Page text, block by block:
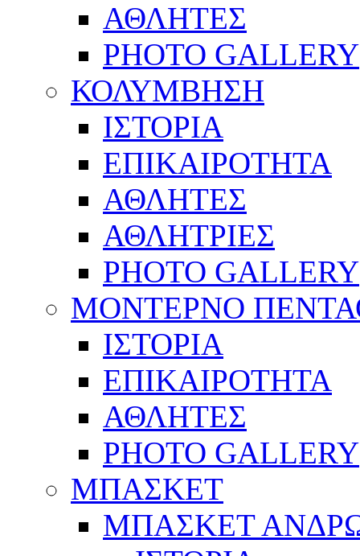
ΑΘΛΗΤΕΣ
PHOTO GALLERY
ΚΟΛΥΜΒΗΣΗ
ΙΣΤΟΡΙΑ
ΕΠΙΚΑΙΡΟΤΗΤΑ
ΑΘΛΗΤΕΣ
ΑΘΛΗΤΡΙΕΣ
PHOTO GALLERY
ΜΟΝΤΕΡΝΟ
ΙΣΤΟΡΙΑ
ΕΠΙΚΑΙΡΟΤΗΤΑ
ΑΘΛΗΤΕΣ
PHOTO GALLERY
ΜΠΑΣΚΕΤ
ΜΠΑΣΚΕΤ